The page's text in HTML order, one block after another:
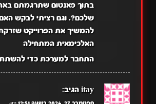
בתוך פאנטום שתרגמתם
שלכם?. וגם רציתי לבקש
להמשיך את הפרוייקט
האלכימאית המתחילה
התחבר למערכת כדי
itay הגיב: